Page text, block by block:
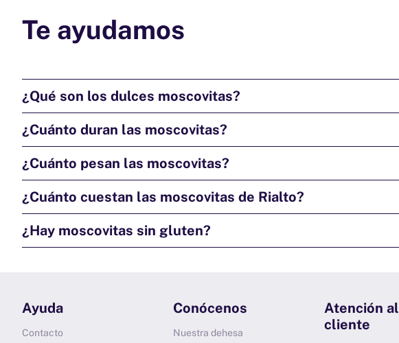
Te ayudamos
¿Qué son los dulces moscovitas?
¿Cuánto duran las moscovitas?
¿Cuánto pesan las moscovitas?
¿Cuánto cuestan las moscovitas de Rialto?
¿Hay moscovitas sin gluten?
Ayuda
Contacto
Conócenos
Nuestra dehesa
Atención al
cliente